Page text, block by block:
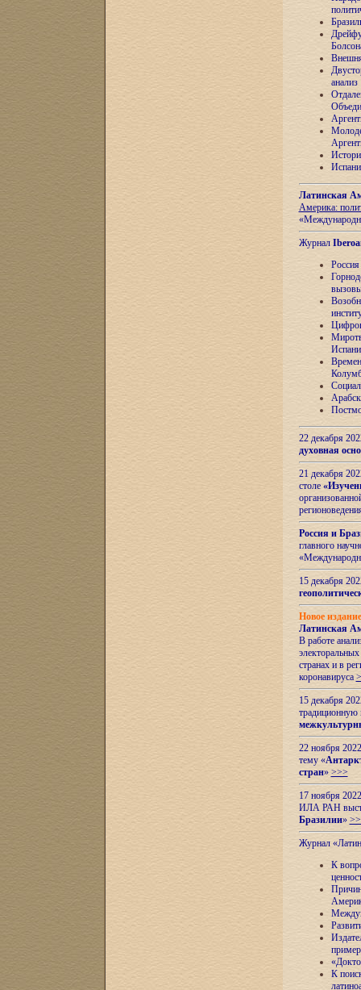
анализ
Латинская
Америка:
Журнал
22 декабря
духовная
21 декабря
столе
Россия и
главного
15 декабря
Новое
Латинская
В работе
странах и в
коронавируса
15 декабря
22 ноября
тему «
стран» >>>
17 ноября
ИЛА РАН
Бразилии»
Журнал
К
К